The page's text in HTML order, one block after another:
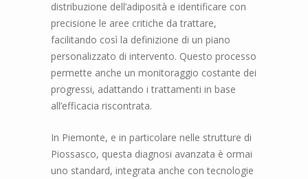
distribuzione dell’adiposità e identificare con
precisione le aree critiche da trattare,
facilitando così la definizione di un piano
personalizzato di intervento. Questo processo
permette anche un monitoraggio costante dei
progressi, adattando i trattamenti in base
all’efficacia riscontrata.
In Piemonte, e in particolare nelle strutture di
Piossasco, questa diagnosi avanzata è ormai
uno standard, integrata anche con tecnologie